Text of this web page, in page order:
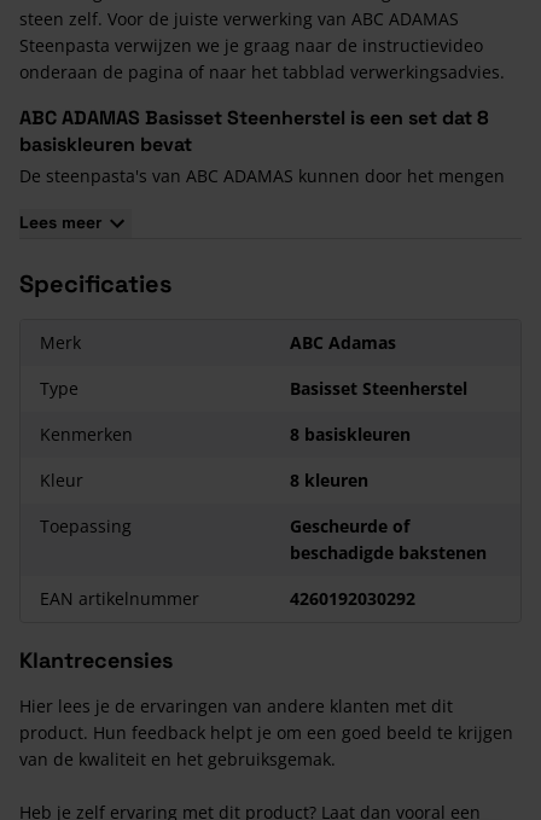
steen zelf. Voor de juiste verwerking van ABC ADAMAS
Steenpasta verwijzen we je graag naar de instructievideo
onderaan de pagina of naar het tabblad verwerkingsadvies.
ABC ADAMAS Basisset Steenherstel is een set dat 8
basiskleuren bevat
De steenpasta's van ABC ADAMAS kunnen door het mengen
Kleuren in de set:
1156 geel
1173 oker
0,2 kg
1182 roodbruin
0,2 kg
1183 donkerbruin
0,2 kg
1175 zwart
0,2 kg
Lees meer
Specificaties
Merk
ABC Adamas
Type
Basisset Steenherstel
Kenmerken
8 basiskleuren
Kleur
8 kleuren
Toepassing
Gescheurde of
beschadigde bakstenen
EAN artikelnummer
4260192030292
Klantrecensies
Hier lees je de ervaringen van andere klanten met dit
product. Hun feedback helpt je om een goed beeld te krijgen
van de kwaliteit en het gebruiksgemak.
Heb je zelf ervaring met dit product? Laat dan vooral een